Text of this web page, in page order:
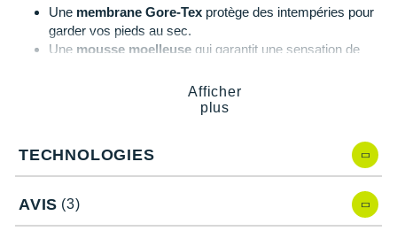
Une membrane Gore-Tex protège des intempéries pour
garder vos pieds au sec.
Une mousse moelleuse qui garantit une sensation de
absorption des chocsefficace à chaque impact
avec le sol : réduit l'impact sur les articulations.
optimisée.
Un maintien fiable et une bonnestabilité.
Une respirabilité optimale grâce à son mesh technique.
Un ajustement précis
Afficher
plus
TECHNOLOGIES
AVIS (3)
Withings